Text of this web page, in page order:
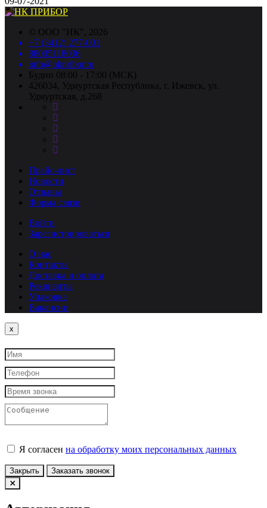
© ООО "НК", 2026
+7 (3412) 277-001
88005118036
info@nkpribor.ru
Будни 08:00 - 17:00 (МСК)
426034, Удмуртская Республика, г. Ижевск, ул.
Удмуртская, д.268
Прайс-лист
Новости
Отзывы
Форма связи
Войти
Зарегистрироваться
О нас
Контакты
Доставка и оплата
Реквизиты
Упаковка
Вакансии
x
Я согласен на обработку моих персональных данных
Закрыть Заказать звонок